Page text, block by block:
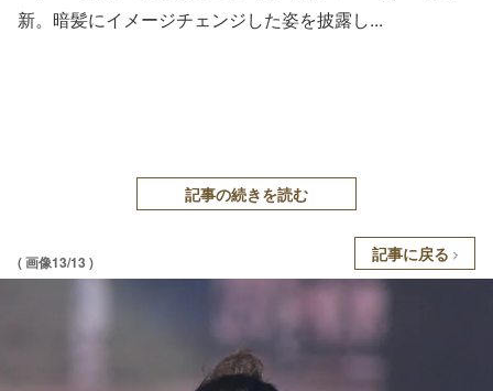
新。暗髪にイメージチェンジした姿を披露し...
記事の続きを読む
( 画像13/13 ) 記事に戻る